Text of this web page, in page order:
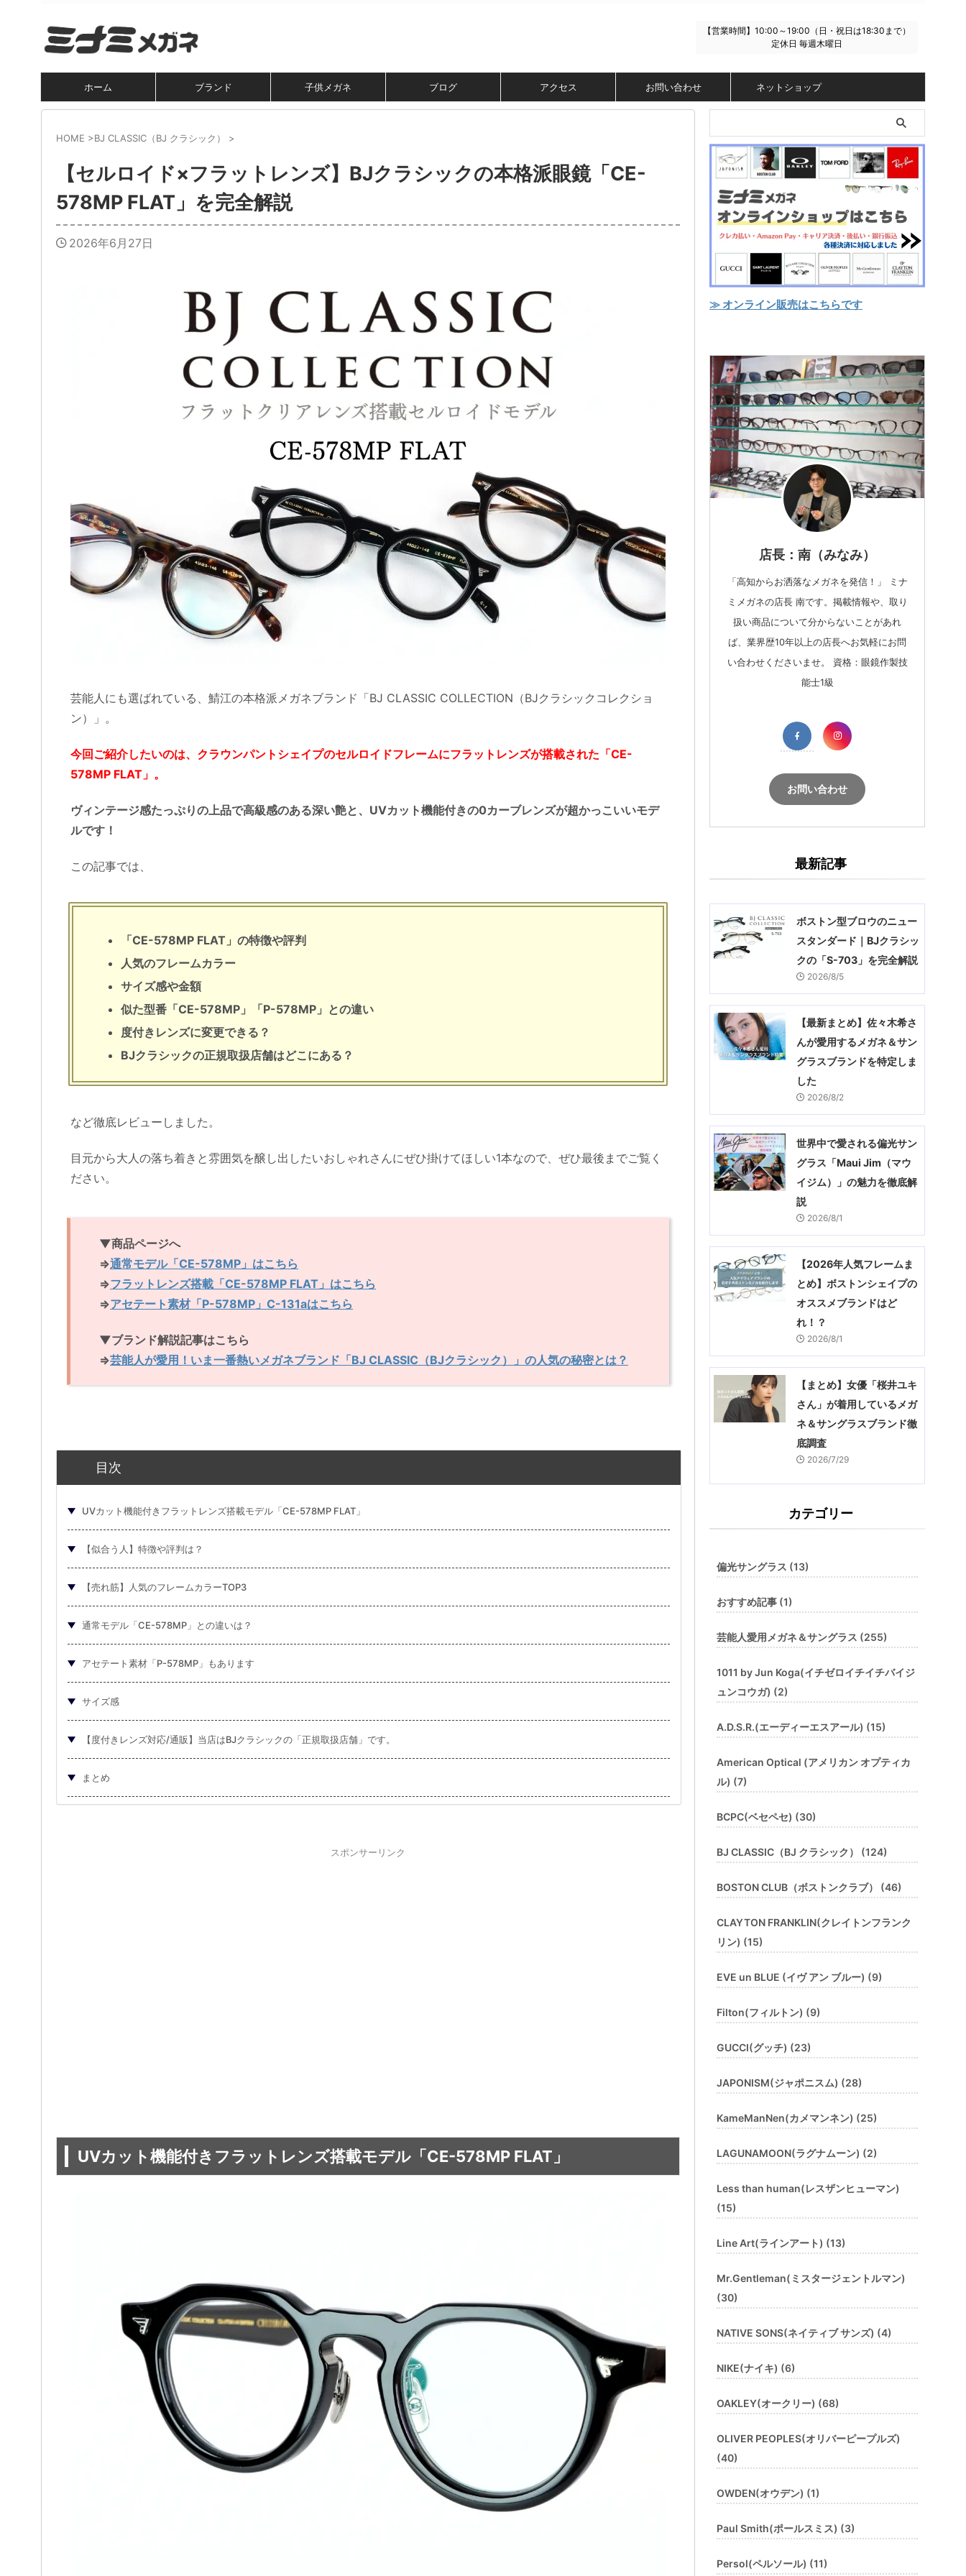
【営業時間】10:00～19:00（日・祝日は18:30まで）
定休日 毎週木曜日
ホーム ブランド 子供メガネ ブログ アクセス お問い合わせ ネットショップ
HOME >BJ CLASSIC（BJ クラシック） >
【セルロイド×フラットレンズ】BJクラシックの本格派眼鏡「CE-
578MP FLAT」を完全解説
2026年6月27日
芸能人にも選ばれている、鯖江の本格派メガネブランド「BJ CLASSIC COLLECTION（BJクラシックコレクショ
ン）」。
今回ご紹介したいのは、クラウンパントシェイプのセルロイドフレームにフラットレンズが搭載された「CE-
578MP FLAT」。
ヴィンテージ感たっぷりの上品で高級感のある深い艶と、UVカット機能付きの0カーブレンズが超かっこいいモデ
ルです！
この記事では、
「CE-578MP FLAT」の特徴や評判
人気のフレームカラー
サイズ感や金額
似た型番「CE-578MP」「P-578MP」との違い
度付きレンズに変更できる？
BJクラシックの正規取扱店舗はどこにある？
など徹底レビューしました。
目元から大人の落ち着きと雰囲気を醸し出したいおしゃれさんにぜひ掛けてほしい1本なので、ぜひ最後までご覧く
ださい。
▼商品ページへ
⇒通常モデル「CE-578MP」はこちら
⇒フラットレンズ搭載「CE-578MP FLAT」はこちら
⇒アセテート素材「P-578MP」C-131aはこちら
▼ブランド解説記事はこちら
⇒芸能人が愛用！いま一番熱いメガネブランド「BJ CLASSIC（BJクラシック）」の人気の秘密とは？
目次
UVカット機能付きフラットレンズ搭載モデル「CE-578MP FLAT」
【似合う人】特徴や評判は？
【売れ筋】人気のフレームカラーTOP3
通常モデル「CE-578MP」との違いは？
アセテート素材「P-578MP」もあります
サイズ感
【度付きレンズ対応/通販】当店はBJクラシックの「正規取扱店舗」です。
まとめ
スポンサーリンク
UVカット機能付きフラットレンズ搭載モデル「CE-578MP FLAT」
≫ オンライン販売はこちらです
店長：南（みなみ）
「高知からお洒落なメガネを発信！」 ミナ
ミメガネの店長 南です。掲載情報や、取り
扱い商品について分からないことがあれ
ば、業界歴10年以上の店長へお気軽にお問
い合わせくださいませ。 資格：眼鏡作製技
能士1級
お問い合わせ
最新記事
ボストン型ブロウのニュー
スタンダード｜BJクラシッ
クの「S-703」を完全解説
2026/8/5
【最新まとめ】佐々木希さ
んが愛用するメガネ＆サン
グラスブランドを特定しま
した
2026/8/2
世界中で愛される偏光サン
グラス「Maui Jim（マウ
イジム）」の魅力を徹底解
説
2026/8/1
【2026年人気フレームま
とめ】ボストンシェイプの
オススメブランドはど
れ！？
2026/8/1
【まとめ】女優「桜井ユキ
さん」が着用しているメガ
ネ＆サングラスブランド徹
底調査
2026/7/29
カテゴリー
偏光サングラス (13)
おすすめ記事 (1)
芸能人愛用メガネ＆サングラス (255)
1011 by Jun Koga(イチゼロイチイチバイジ
ュンコウガ) (2)
A.D.S.R.(エーディーエスアール) (15)
American Optical (アメリカン オプティカ
ル) (7)
BCPC(ベセペセ) (30)
BJ CLASSIC（BJ クラシック） (124)
BOSTON CLUB（ボストンクラブ） (46)
CLAYTON FRANKLIN(クレイトンフランク
リン) (15)
EVE un BLUE (イヴ アン ブルー) (9)
Filton(フィルトン) (9)
GUCCI(グッチ) (23)
JAPONISM(ジャポニスム) (28)
KameManNen(カメマンネン) (25)
LAGUNAMOON(ラグナムーン) (2)
Less than human(レスザンヒューマン)
(15)
Line Art(ラインアート) (13)
Mr.Gentleman(ミスタージェントルマン)
(30)
NATIVE SONS(ネイティブ サンズ) (4)
NIKE(ナイキ) (6)
OAKLEY(オークリー) (68)
OLIVER PEOPLES(オリバーピープルズ)
(40)
OWDEN(オウデン) (1)
Paul Smith(ポールスミス) (3)
Persol(ペルソール) (11)